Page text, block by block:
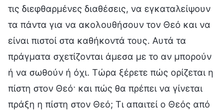
τις διεφθαρμένες διαθέσεις, να εγκαταλείψουν
τα πάντα για να ακολουθήσουν τον Θεό και να
είναι πιστοί στα καθήκοντά τους. Αυτά τα
πράγματα σχετίζονται άμεσα με το αν μπορούν
ή να σωθούν ή όχι. Τώρα ξέρετε πώς ορίζεται η
πίστη στον Θεό· και πώς θα πρέπει να γίνεται
πράξη η πίστη στον Θεό; Τι απαιτεί ο Θεός από